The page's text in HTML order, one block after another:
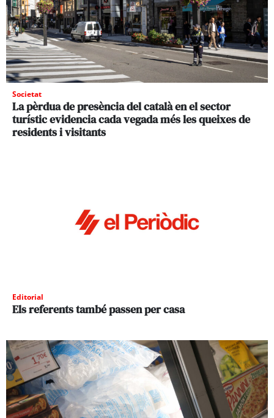
Societat
La pèrdua de presència del català en el sector
turístic evidencia cada vegada més les queixes de
residents i visitants
Editorial
Els referents també passen per casa